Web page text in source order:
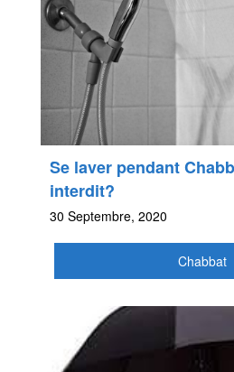
Se laver pendant
interdit?
30 Septembre, 2020
Chabbat